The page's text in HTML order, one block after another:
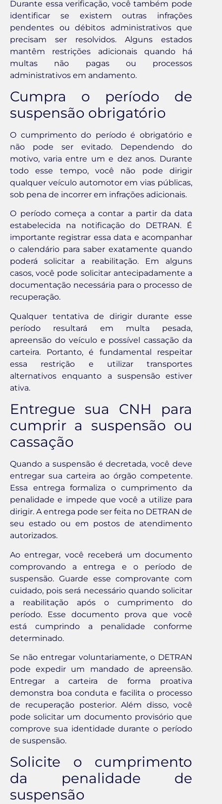
Durante essa verificação, você também pode
identificar se existem outras infrações
pendentes ou débitos administrativos que
precisam ser resolvidos. Alguns estados
mantêm restrições adicionais quando há
multas não pagas ou processos
administrativos em andamento.
Cumpra o período de
suspensão obrigatório
O cumprimento do período é obrigatório e
não pode ser evitado. Dependendo do
motivo, varia entre um e dez anos. Durante
todo esse tempo, você não pode dirigir
qualquer veículo automotor em vias públicas,
sob pena de incorrer em infrações adicionais.
O período começa a contar a partir da data
estabelecida na notificação do DETRAN. É
importante registrar essa data e acompanhar
o calendário para saber exatamente quando
poderá solicitar a reabilitação. Em alguns
casos, você pode solicitar antecipadamente a
documentação necessária para o processo de
recuperação.
Qualquer tentativa de dirigir durante esse
período resultará em multa pesada,
apreensão do veículo e possível cassação da
carteira. Portanto, é fundamental respeitar
essa restrição e utilizar transportes
alternativos enquanto a suspensão estiver
ativa.
Entregue sua CNH para
cumprir a suspensão ou
cassação
Quando a suspensão é decretada, você deve
entregar sua carteira ao órgão competente.
Essa entrega formaliza o cumprimento da
penalidade e impede que você a utilize para
dirigir. A entrega pode ser feita no DETRAN de
seu estado ou em postos de atendimento
autorizados.
Ao entregar, você receberá um documento
comprovando a entrega e o período de
suspensão. Guarde esse comprovante com
cuidado, pois será necessário quando solicitar
a reabilitação após o cumprimento do
período. Esse documento prova que você
está cumprindo a penalidade conforme
determinado.
Se não entregar voluntariamente, o DETRAN
pode expedir um mandado de apreensão.
Entregar a carteira de forma proativa
demonstra boa conduta e facilita o processo
de recuperação posterior. Além disso, você
pode solicitar um documento provisório que
comprove sua identidade durante o período
de suspensão.
Solicite o cumprimento
da penalidade de
suspensão